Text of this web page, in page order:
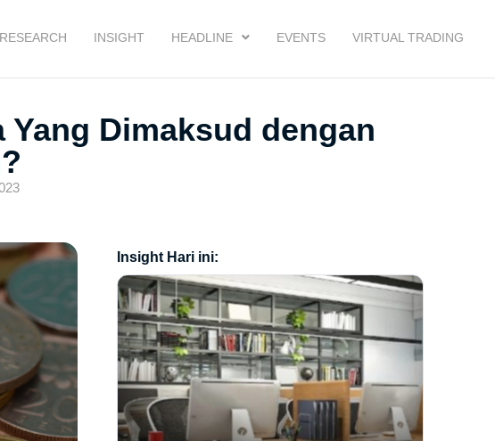
RESEARCH INSIGHT HEADLINE EVENTS VIRTUAL TRADING
Dimaksud dengan
Insight Hari ini: